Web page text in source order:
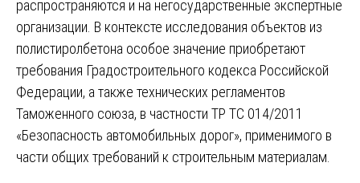
распространяются и на негосударственные экспертные
организации. В контексте исследования объектов из
полистиролбетона особое значение приобретают
требования Градостроительного кодекса Российской
Федерации, а также технических регламентов
Таможенного союза, в частности ТР ТС 014/2011
«Безопасность автомобильных дорог», применимого в
части общих требований к строительным материалам.